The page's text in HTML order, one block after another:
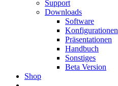
Support
Downloads
Software
Konfigurationen
Präsentationen
Handbuch
Sonstiges
Beta Version
Shop